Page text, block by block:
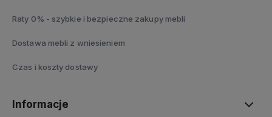
Raty 0% - szybkie i bezpieczne zakupy mebli
Dostawa mebli z wniesieniem
Czas i koszty dostawy
Informacje